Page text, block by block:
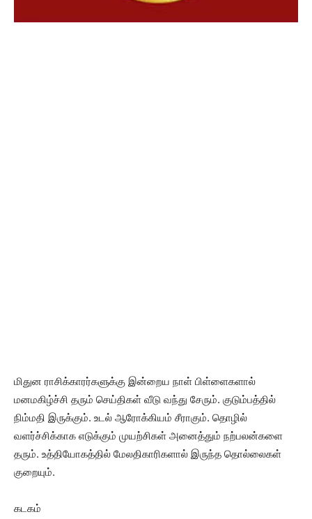
மிதுன ராசிக்காரர்களுக்கு இன்றைய நாள் பிள்ளைகளால்
மனமகிழ்ச்சி தரும் செய்திகள் வீடு வந்து சேரும். குடும்பத்தில்
நிம்மதி இருக்கும். உடல் ஆரோக்கியம் சீராகும். தொழில்
வளர்ச்சிக்காக எடுக்கும் முயற்சிகள் அனைத்தும் நற்பலன்களை
தரும். உத்தியோகத்தில் மேலதிகாரிகளால் இருந்த தொல்லைகள்
குறையும்.
கடகம்